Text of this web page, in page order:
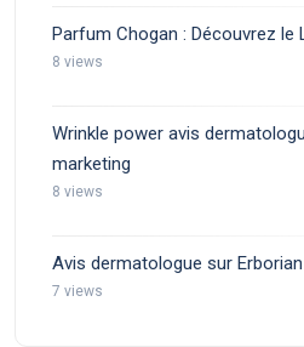
Parfum Chogan : Découvrez le
8 views
Wrinkle power avis
marketing
8 views
Avis dermatologue sur
7 views